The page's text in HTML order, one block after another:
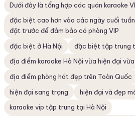
Dưới đây là tổng hợp các quán karaoke
đặc biệt cao hơn vào các ngày cuối
đặt trước để đảm bảo có phòng VIP
đặc biệt ở Hà Nội
đặc biệt tập trung
địa điểm karaoke Hà Nội vừa hiện đại
địa điểm phòng hát đẹp trên Toàn Quốc
hiện đại sang trọng
hiện đại và đẹp
karaoke vip tập trung tại Hà Nội